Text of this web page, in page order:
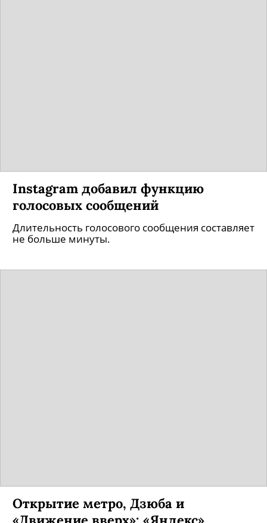
Instagram добавил функцию
голосовых сообщений
Длительность голосового сообщения составляет
не больше минуты.
Открытие метро, Дзюба и